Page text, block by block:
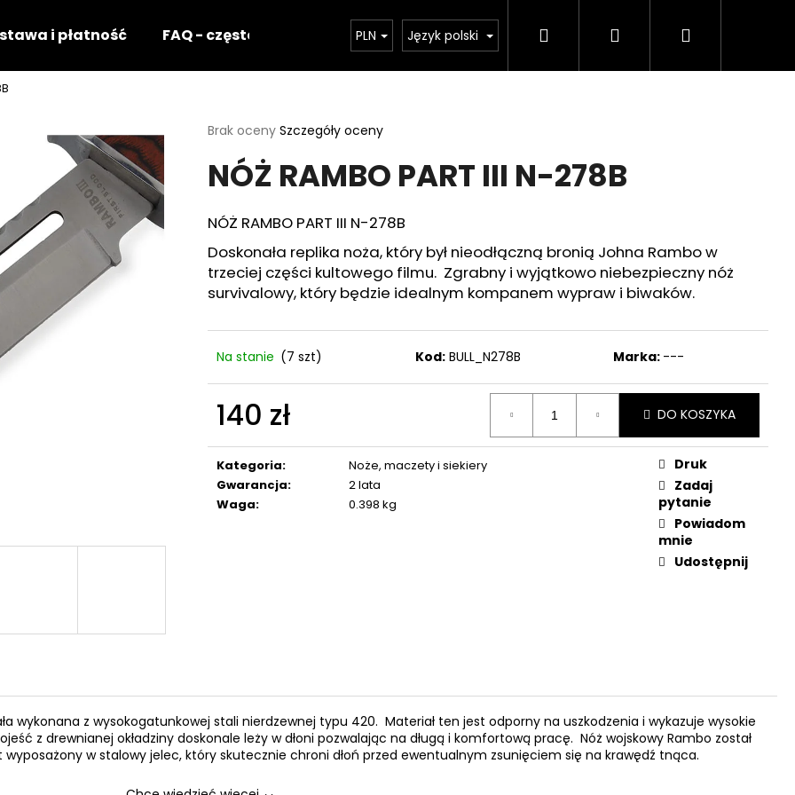
i płatność FAQ - częste pytania Nasz sklep Ważne zmiany legislacyjne od 1 stycznia
PLN Język polski Szukaj Zaloguj Koszyk
Średnia
produktu
wynosi
na
5
gwiazdek.
Brak oceny Szczegóły oceny
NÓŻ RAMBO PART III N-278B
NÓŻ RAMBO PART III N-278B
Doskonała replika noża, który był nieodłączną bronią Johna Rambo w
trzeciej części kultowego filmu. Zgrabny i wyjątkowo niebezpieczny nóż
survivalowy, który będzie idealnym kompanem wypraw i biwaków.
Na stanie (7 szt) Kod: BULL_N278B Marka: ---
140 zł
jednostkowa:
DO KOSZYKA
Kategoria:
Noże, maczety i siekiery
Gwarancja:
2 lata
Waga: 0.398 kg
Druk
Zadaj
pytanie
Powiadom
mnie
Udostępnij
wykonana z wysokogatunkowej stali nierdzewnej typu 420. Materiał ten jest odporny na uszkodzenia i wykazuje wysokie
z drewnianej okładziny doskonale leży w dłoni pozwalając na długą i komfortową pracę. Nóż wojskowy Rambo został
wyposażony w stalowy jelec, który skutecznie chroni dłoń przed ewentualnym zsunięciem się na krawędź tnąca.
SZUKAJ
Polecamy
NABOJE GAZOWE DO REWOLWERÓW